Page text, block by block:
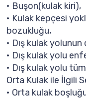
• Buşon(kulak kiri),
• Kulak kepçesi
bozukluğu,
• Dış kulak
• Dış kulak yolu
• Dış kulak yolu
Orta Kulak ile İlgili
• Orta kulak